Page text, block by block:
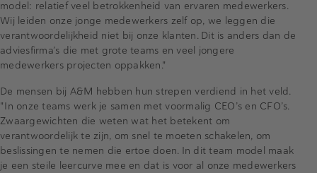
model: relatief veel betrokkenheid van ervaren medewerkers.
Wij leiden onze jonge medewerkers zelf op, we leggen die
verantwoordelijkheid niet bij onze klanten. Dit is anders dan de
adviesfirma’s die met grote teams en veel jongere
medewerkers projecten oppakken."
De mensen bij A&M hebben hun strepen verdiend in het veld.
"In onze teams werk je samen met voormalig CEO’s en CFO’s.
Zwaargewichten die weten wat het betekent om
verantwoordelijk te zijn, om snel te moeten schakelen, om
beslissingen te nemen die ertoe doen. In dit team model maak
je een steile leercurve mee en dat is voor al onze medewerkers